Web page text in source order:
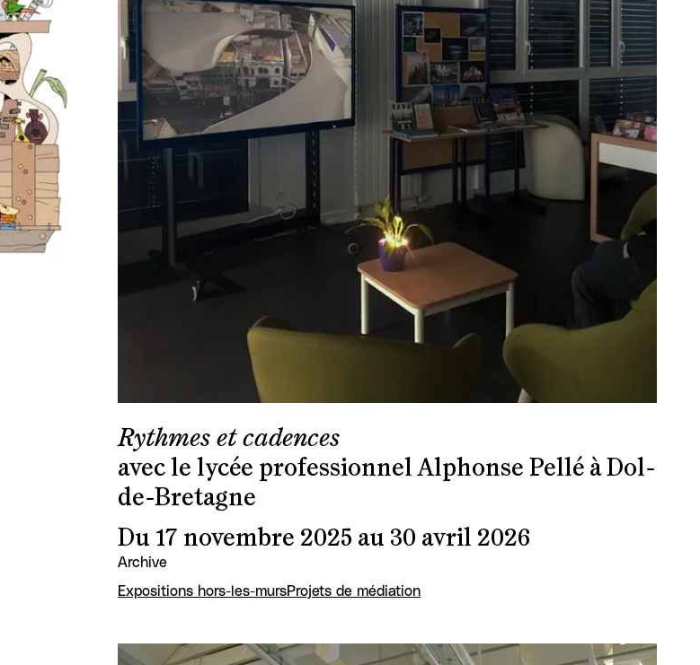
Rythmes et cadences
avec le lycée professionnel Alphonse Pellé à Dol-
de-Bretagne
Du 17 novembre 2025 au 30 avril 2026
Archive
Expositions hors-les-mursProjets de médiation